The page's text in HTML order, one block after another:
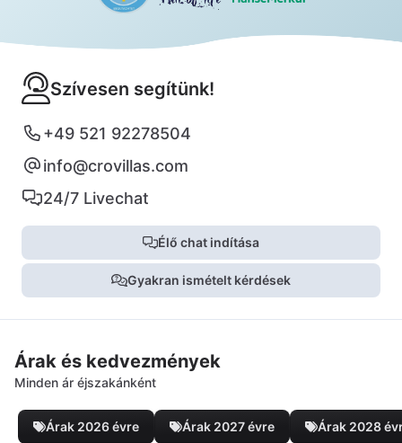
Szívesen segítünk!
+49 521 92278504
info@crovillas.com
24/7 Livechat
Élő chat indítása
Gyakran ismételt kérdések
Árak és kedvezmények
Minden ár éjszakánként
Árak 2026 évre Árak 2027 évre Árak 2028